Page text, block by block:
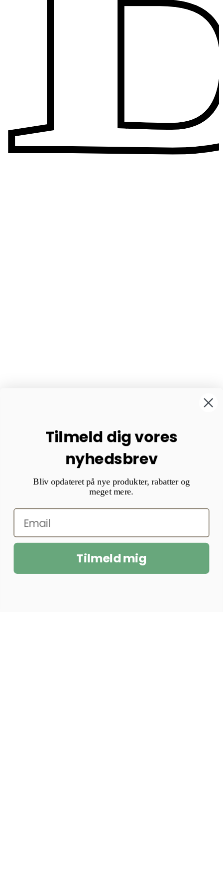
Tilmeld dig vores
nyhedsbrev
Bliv opdateret på nye produkter, rabatter og
meget mere.
Tilmeld mig